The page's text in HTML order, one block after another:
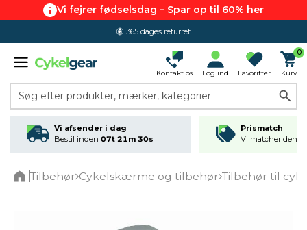
Vi fejrer fødselsdag – Spar op til 60% her
365 dages returret
Kontakt os Log ind Favoritter
0
Kurv
Søg efter produkter, mærker, kategorier
Vi afsender i dag
Bestil inden 07t 21m 30s
Prismatch
Vi matcher den
Tilbehør Cykelskærme og tilbehør Tilbehør til